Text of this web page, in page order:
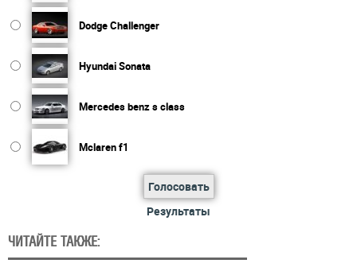
Dodge Challenger
Hyundai Sonata
Mercedes benz s class
Mclaren f1
Голосовать
Результаты
ЧИТАЙТЕ ТАКЖЕ: